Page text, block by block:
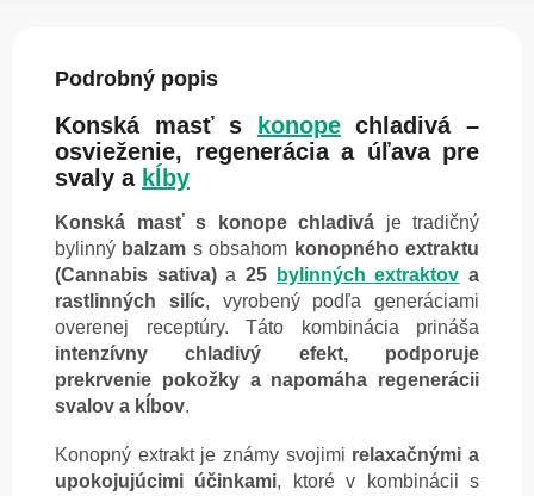
Podrobný popis
Konská masť s konopechladivá –
osvieženie, regenerácia a úľava pre
svaly a kĺby
Konská masť s konope chladivá je tradičný
bylinný balzam s obsahom konopného extraktu
(Cannabis sativa)a25 bylinných extraktov a
rastlinných silíc, vyrobený podľa generáciami
overenej receptúry. Táto kombinácia prináša
intenzívny chladivý efekt, podporuje
prekrvenie pokožky a napomáha regenerácii
svalov a kĺbov.
Konopný extrakt je známy svojimi relaxačnými a
upokojujúcimi účinkami, ktoré v kombinácii s